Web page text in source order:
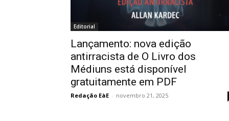
Editorial
Lançamento: nova edição
antirracista de O Livro dos
Médiuns está disponível
gratuitamente em PDF
Redação EàE - novembro 21, 2025